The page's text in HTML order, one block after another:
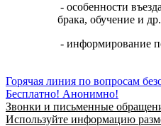
- особенности
брака, обучение и
- информирование
Горячая линия по вопросам
Бесплатно! Анонимно!
Звонки и письменные
Используйте информацию